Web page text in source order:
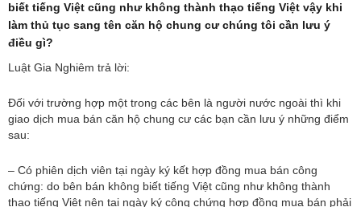
biết tiếng Việt cũng như không thành thạo tiếng Việt vậy khi
làm thủ tục sang tên căn hộ chung cư chúng tôi cần lưu ý
điều gì?
Luật Gia Nghiêm trả lời:
Đối với trường hợp một trong các bên là người nước ngoài thì khi
giao dịch mua bán căn hộ chung cư các bạn cần lưu ý những điểm
sau:
– Có phiên dịch viên tại ngày ký kết hợp đồng mua bán công
chứng: do bên bán không biết tiếng Việt cũng như không thành
thạo tiếng Việt nên tại ngày ký công chứng hợp đồng mua bán phải